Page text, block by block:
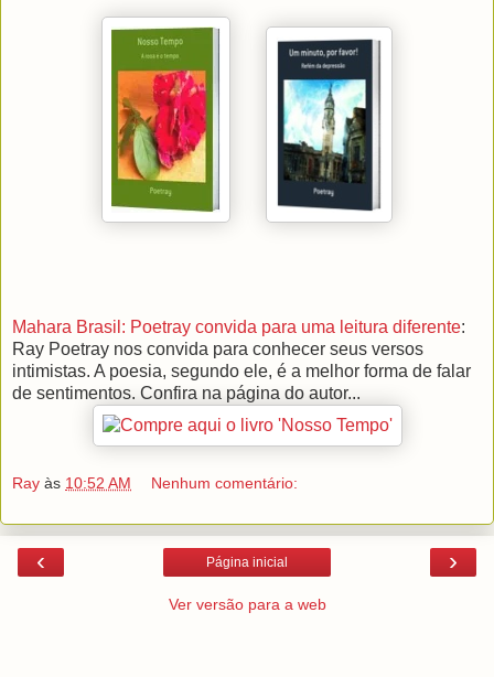
Mahara Brasil: Poetray convida para uma leitura diferente:
Ray Poetray nos convida para conhecer seus versos
intimistas. A poesia, segundo ele, é a melhor forma de falar
de sentimentos. Confira na página do autor...
Ray às 10:52 AM Nenhum comentário:
‹ ›
Página inicial
Ver versão para a web